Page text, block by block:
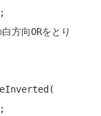
向ORをとり